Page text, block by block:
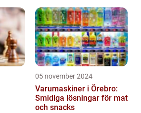
05 november 2024
Varumaskiner i Örebro:
Smidiga lösningar för mat
och snacks